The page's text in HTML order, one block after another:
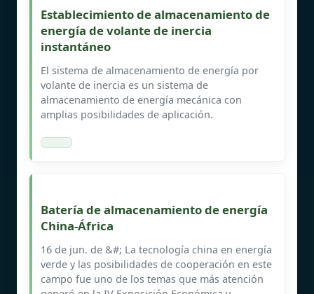
Establecimiento de almacenamiento de
energía de volante de inercia
instantáneo
El sistema de almacenamiento de energía por
volante de inercia es un sistema de
almacenamiento de energía mecánica con
amplias posibilidades de aplicación.
Batería de almacenamiento de energía
China-África
16 de jun. de &#; La tecnología china en energía
verde y las posibilidades de cooperación en este
campo fue uno de los temas que más atención